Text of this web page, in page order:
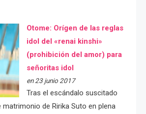
Otome: Orígen de las reglas
idol del «renai kinshi»
(prohibición del amor) para
señoritas idol
en 23 junio 2017
Tras el escándalo suscitado
matrimonio de Ririka Suto en plena